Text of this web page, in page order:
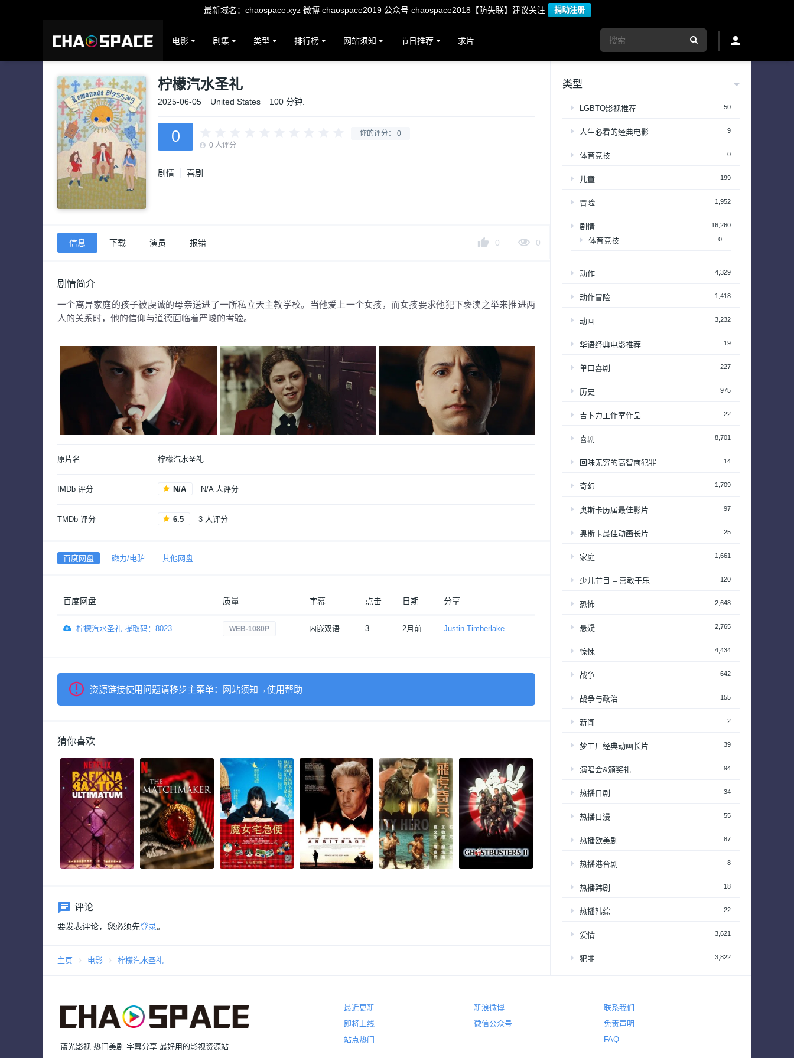
最新域名：chaospace.xyz 微博 chaospace2019 公众号 chaospace2018【防失联】建议关注 捐助注册
电影 剧集 类型 排行榜 网站须知 节日推荐 求片
柠檬汽水圣礼
2025-06-05 United States 100 分钟.
你的评分： 0
0 0 人评分
剧情 喜剧
0 0
信息 下载 演员 报错
剧情简介
一个离异家庭的孩子被虔诚的母亲送进了一所私立天主教学校。当他爱上一个女孩，而女孩要求他犯下亵渎之举来推进两
人的关系时，他的信仰与道德面临着严峻的考验。
原片名 柠檬汽水圣礼
IMDb 评分 N/A N/A 人评分
TMDb 评分 6.5 3 人评分
百度网盘 磁力/电驴 其他网盘
百度网盘 质量 字幕 点击 日期 分享
柠檬汽水圣礼 提取码：8023 WEB-1080P 内嵌双语 3 2月前 Justin Timberlake
资源链接使用问题请移步主菜单：网站须知→使用帮助
猜你喜欢
评论
要发表评论，您必须先登录。
主页 电影 柠檬汽水圣礼
类型
LGBTQ影视推荐 50
人生必看的经典电影 9
体育竞技 0
儿童 199
冒险 1,952
剧情 16,260
体育竞技 0
动作 4,329
动作冒险 1,418
动画 3,232
华语经典电影推荐 19
单口喜剧 227
历史 975
吉卜力工作室作品 22
喜剧 8,701
回味无穷的高智商犯罪 14
奇幻 1,709
奥斯卡历届最佳影片 97
奥斯卡最佳动画长片 25
家庭 1,661
少儿节目 – 寓教于乐 120
恐怖 2,648
悬疑 2,765
惊悚 4,434
战争 642
战争与政治 155
新闻 2
梦工厂经典动画长片 39
演唱会&颁奖礼 94
热播日剧 34
热播日漫 55
热播欧美剧 87
热播港台剧 8
热播韩剧 18
热播韩综 22
爱情 3,621
犯罪 3,822
真人秀 – 享受居家生活
真人秀 – 情感和生活
最近更新
即将上线
站点热门
新浪微博
微信公众号
联系我们
免责声明
FAQ
蓝光影视 热门美剧 字幕分享 最好用的影视资源站